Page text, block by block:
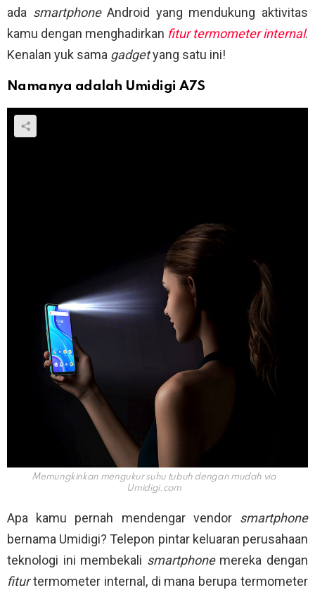
ada smartphoneAndroid yang mendukung aktivitas
kamu dengan menghadirkan fitur termometer internal.
Kenalan yuk sama gadgetyang satu ini!
Namanya adalah Umidigi A7S
Memungkinkan mengukur suhu tubuh dengan mudah via
Umidigi.com
Apa kamu pernah mendengar vendor smartphone
bernama Umidigi? Telepon pintar keluaran perusahaan
teknologi ini membekali smartphone mereka dengan
fiturtermometer internal, di mana berupa termometer